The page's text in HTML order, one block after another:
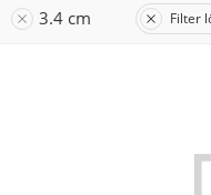
3.4 cm Filter